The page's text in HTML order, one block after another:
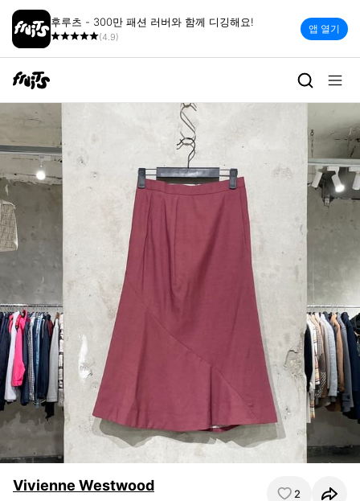
후루츠 - 300만 패션 러버와 함께 디깅해요!
(4.9)
앱 열기
Vivienne Westwood 2